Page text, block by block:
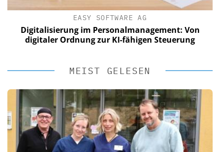
EASY SOFTWARE AG
Digitalisierung im Personalmanagement: Von
digitaler Ordnung zur KI-fähigen Steuerung
MEIST GELESEN